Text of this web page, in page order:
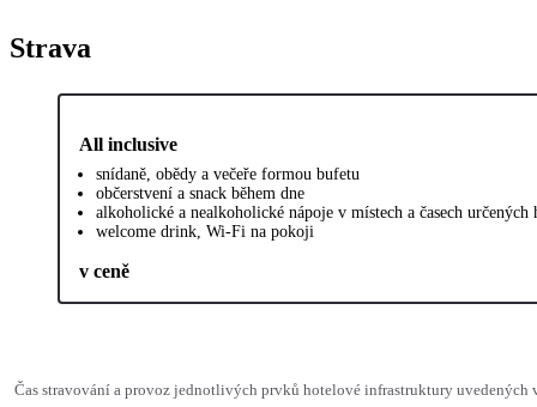
Strava
All inclusive
snídaně, obědy a večeře formou bufetu
občerstvení a snack během dne
alkoholické a nealkoholické nápoje v místech a časech určených
welcome drink, Wi-Fi na pokoji
v ceně
Čas stravování a provoz jednotlivých prvků hotelové infrastruktury uvedených